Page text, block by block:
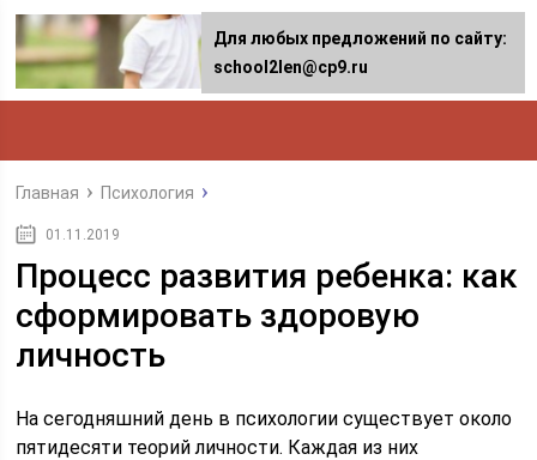
Главная Психология
01.11.2019
Процесс развития ребенка: как
сформировать здоровую
личность
На сегодняшний день в психологии существует около
пятидесяти теорий личности. Каждая из них
Для любых предложений по сайту:
school2len@cp9.ru